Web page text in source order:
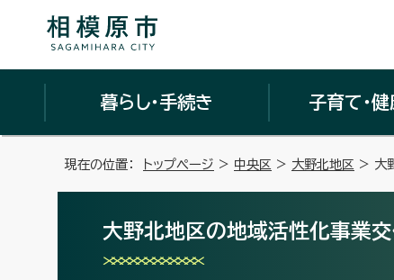
暮らし・手続き 子育て・健
現在の位置： トップページ > 中央区 > 大野北地区 > 大
大野北地区の地域活性化事業